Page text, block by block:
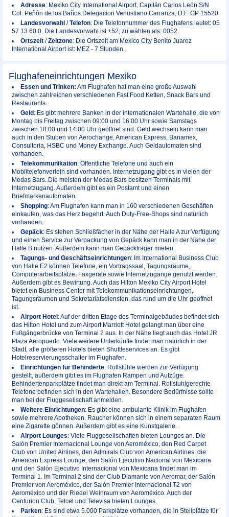
Adresse: Mexiko City International Airport, Capitán Carlos León S/N
Col. Peñón de los Baños Delegacion Venustiano Carranza, D.F. CP 15520
Landesvorwahl /Telefon: Die Telefonnummer des Flughafens lautet: 05
57 13 60 0. Die Landesvorwahl ist +52, zu wählen als: 0052.
Ortszeit /Zeitzone: Die Ortszeit am Mexico City Benito Juarez
International Airport ist: MEZ - 7 Stunden.
Flughafeneinrichtungen Mexiko
Essen und Trinken: Am Flughafen hat man eine große Auswahl
zwischen zahlreichen verschiedenen Fast Food Ketten, Snack Bars und
Restaurants.
Geld : Es gibt mehrere Banken in der internationalen Wartehalle, die von
Montag bis Freitag zwischen 09:00 und 16:00 Uhr sowie Samstags
zwischen 10:00 und 14:00 Uhr geöffnet sind. Geld wechseln kann man
auch in den Stuben von Aerochange, American Express, Banamex,
Consultoria, HSBC und Money Exchange. Auch Geldautomaten sind
vorhanden.
Telekommunikation: Öffentliche Telefone und auch ein
Mobiltelefonverleih sind vorhanden. Internetzugang gibt es in vielen der
Medas Bars. Die meisten der Medas Bars besitzen Terminals mit
Internetzugang. Außerdem gibt es ein Postamt und einen
Briefmarkenautomaten.
Shopping: Am Flughafen kann man in 160 verschiedenen Geschäften
einkaufen, was das Herz begehrt. Auch Duty-Free-Shops sind natürlich
vorhanden.
Gepäck: Es stehen Schließfächer in der Nähe der Halle A zur Verfügung
und einen Service zur Verpackung von Gepäck kann man in der Nähe der
Halle B nutzen. Außerdem kann man Gepäckträger mieten.
Tagungs- und Geschäftseinrichtungen: Im International Business Club
von Halle E2 können Telefone, ein Vortragssaal, Tagungsräume,
Computerarbeitsplätze, Faxgeräte sowie Internetzugänge genutzt werden.
Außerdem gibt es Bewirtung. Auch das Hilton Mexiko City Airport Hotel
bietet ein Business Center mit Telekommunikationseinrichtungen,
Tagungsräumen und Sekretariatsdiensten, das rund um die Uhr geöffnet
ist.
Airport Hotel : Auf der dritten Etage des Terminalgebäudes befindet sich
das Hilton Hotel und zum Airport Marriott Hotel gelangt man über eine
Fußgängerbrücke von Terminal 2 aus. In der Nähe liegt auch das Hotel JR
Plaza Aeropuerto. Viele weitere Unterkünfte findet man natürlich in der
Stadt, alle größeren Hotels bieten Shuttleservices an. Es gibt
Hotelreservierungsschalter im Flughafen.
Einrichtungen für Behinderte: Rollstühle werden zur Verfügung
gestellt, außerdem gibt es im Flughafen Rampen und Aufzüge.
Behindertenparkplätze findet man direkt am Terminal. Rollstuhlgerechte
Telefone befinden sich in den Wartehallen. Besondere Bedürfnisse sollte
man bei der Fluggesellschaft anmelden.
Weitere Einrichtungen: Es gibt eine ambulante Klinik im Flughafen
sowie mehrere Apotheken. Raucher können sich in einem separaten Raum
eine Zigarette gönnen. Außerdem gibt es eine Kunstgalerie.
Airport Lounges: Viele Fluggesellschaften bieten Lounges an. Die
Salón Premier Internacional Lounge von Aeroméxico, den Red Carpet
Club von United Airlines, den Admirals Club von American Airlines, die
American Express Lounge, den Salón Ejecutivo Nacional von Mexicana
und den Salón Ejecutivo Internacional von Mexicana findet man im
Terminal 1. Im Terminal 2 sind der Club Diamante von Aeromar, der Salón
Premier von Aeroméxico, der Salón Premier Internacional T2 von
Aeroméxico und der Riedel Weinraum von Aeroméxico. Auch der
Centurion Club, Telcel und Televisa bieten Lounges.
Parken: Es sind etwa 5.000 Parkplätze vorhanden, die in Stellplätze für